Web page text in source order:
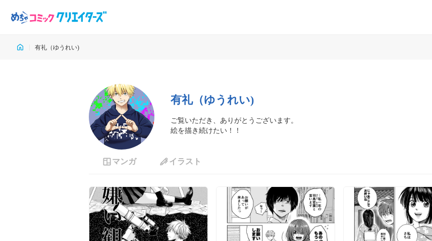
有礼（ゆうれい)
有礼（ゆうれい)
ご覧いただき、ありがとうございます。
絵を描き続けたい！！
マンガ イラスト